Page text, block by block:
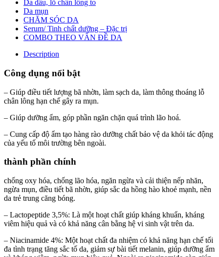
Da dầu, lỗ chân lông to
Da mụn
CHĂM SÓC DA
Serum/ Tinh chất dưỡng – Đặc trị
COMBO THEO VẤN ĐỀ DA
Description
Công dụng nổi bật
– Giúp điều tiết lượng bã nhờn, làm sạch da, làm thông thoáng lỗ
chân lông hạn chế gây ra mụn.
– Giúp dưỡng ẩm, góp phần ngăn chặn quá trình lão hoá.
– Cung cấp độ ẩm tạo hàng rào dưỡng chất bảo vệ da khỏi tác động
của yếu tố môi trường bên ngoài.
thành phần chính
chống oxy hóa, chống lão hóa, ngăn ngừa và cải thiện nếp nhăn,
ngừa mụn, điều tiết bã nhờn, giúp sắc da hồng hào khoẻ mạnh, nền
da trẻ trung căng bóng.
– Lactopeptide 3,5%: Là một hoạt chất giúp kháng khuẩn, kháng
viêm hiệu quả và có khả năng cân bằng hệ vi sinh vật trên da.
– Niacinamide 4%: Một hoạt chất đa nhiệm có khả năng hạn chế tối
đa tình trạng tăng sắc tố da, giảm sự bài tiết melanin, giúp dưỡng ẩm